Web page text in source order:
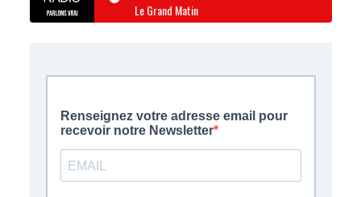
Le Grand Matin